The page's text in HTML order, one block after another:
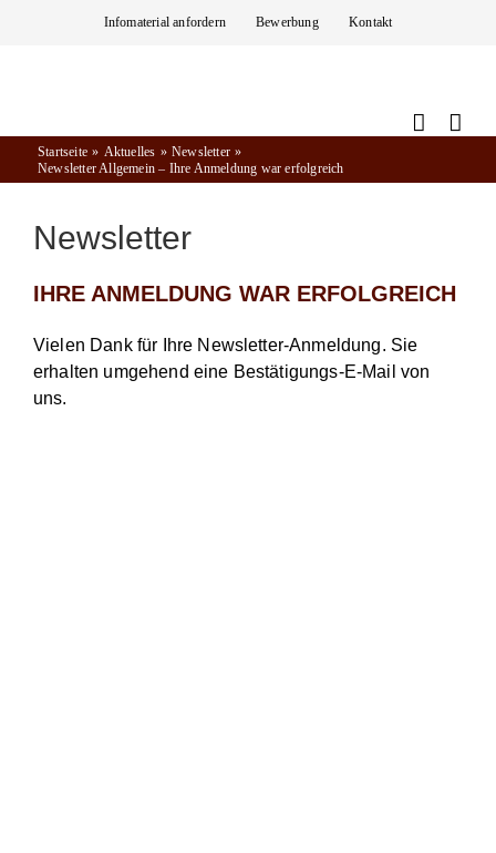
Infomaterial anfordern Bewerbung Kontakt
Startseite Aktuelles
Newsletter
Newsletter Allgemein – Ihre Anmeldung war erfolgreich
Newsletter
IHRE ANMELDUNG WAR ERFOLGREICH
Vielen Dank für Ihre Newsletter-Anmeldung. Sie
erhalten umgehend eine Bestätigungs-E-Mail von
uns.